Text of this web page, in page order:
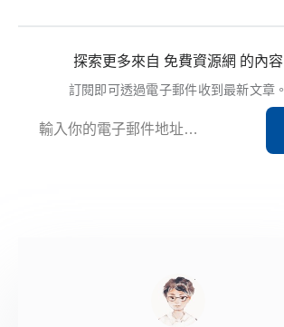
探索更多來自 免費資源網 的內容
訂閱即可透過電子郵件收到最新文章。